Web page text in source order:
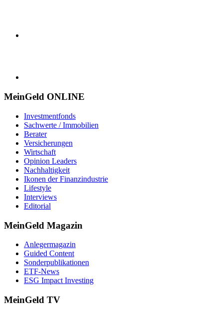
MeinGeld ONLINE
Investmentfonds
Sachwerte / Immobilien
Berater
Versicherungen
Wirtschaft
Opinion Leaders
Nachhaltigkeit
Ikonen der Finanzindustrie
Lifestyle
Interviews
Editorial
MeinGeld Magazin
Anlegermagazin
Guided Content
Sonderpublikationen
ETF-News
ESG Impact Investing
MeinGeld TV